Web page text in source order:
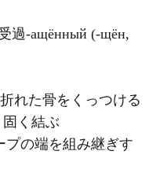
過-ащённый (-щён,
れた骨をくっつける
く結ぶ
プの端を組み継ぎす